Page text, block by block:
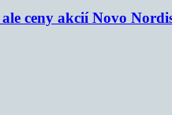
ceny akcií Novo